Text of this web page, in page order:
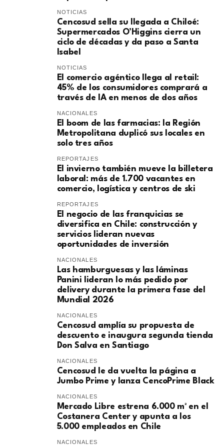
NOTICIAS
Cencosud sella su llegada a Chiloé:
Supermercados O’Higgins cierra un
ciclo de décadas y da paso a Santa
Isabel
NOTICIAS
El comercio agéntico llega al retail:
45% de los consumidores comprará a
través de IA en menos de dos años
NACIONALES
El boom de las farmacias: la Región
Metropolitana duplicó sus locales en
solo tres años
REPORTAJES
El invierno también mueve la billetera
laboral: más de 1.700 vacantes en
comercio, logística y centros de ski
REPORTAJES
El negocio de las franquicias se
diversifica en Chile: construcción y
servicios lideran nuevas
oportunidades de inversión
NACIONALES
Las hamburguesas y las láminas
Panini lideran lo más pedido por
delivery durante la primera fase del
Mundial 2026
NACIONALES
Cencosud amplía su propuesta de
descuento e inaugura segunda tienda
Don Salva en Santiago
NACIONALES
Cencosud le da vuelta la página a
Jumbo Prime y lanza CencoPrime Black
NACIONALES
Mercado Libre estrena 6.000 m² en el
Costanera Center y apunta a los
5.000 empleados en Chile
NACIONALES